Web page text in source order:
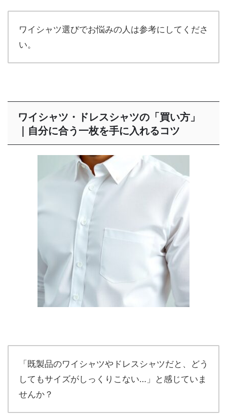
ワイシャツ選びでお悩みの人は参考にしてくださ
い。
ワイシャツ・ドレスシャツの「買い方」
｜自分に合う一枚を手に入れるコツ
「既製品のワイシャツやドレスシャツだと、どう
してもサイズがしっくりこない…」と感じていま
せんか？